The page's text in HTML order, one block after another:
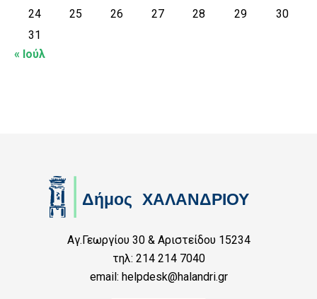
24
25 26 27 28 29
30
31
« Ιούλ
Αγ.Γεωργίου 30 & Αριστείδου 15234
τηλ: 214 214 7040
email: helpdesk@halandri.gr